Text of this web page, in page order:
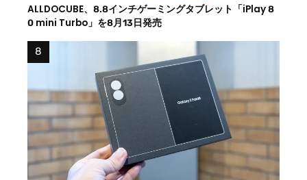
ALLDOCUBE、8.8インチゲーミングタブレット「iPlay 8
0 mini Turbo」を8月13日発売